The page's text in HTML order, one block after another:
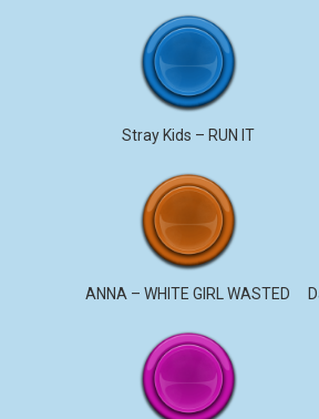
Stray Kids – RUN IT
ANNA – WHITE GIRL WASTED